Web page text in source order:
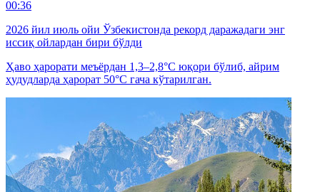
00:36
2026 йил июль ойи Ўзбекистонда рекорд даражадаги энг
иссиқ ойлардан бири бўлди
Ҳаво ҳарорати меъёрдан 1,3–2,8°C юқори бўлиб, айрим
ҳудудларда ҳарорат 50°C гача кўтарилган.